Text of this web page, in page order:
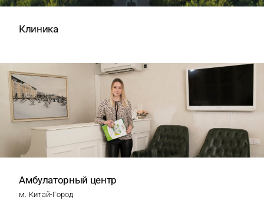
Клиника
Амбулаторный центр
м. Китай-Город